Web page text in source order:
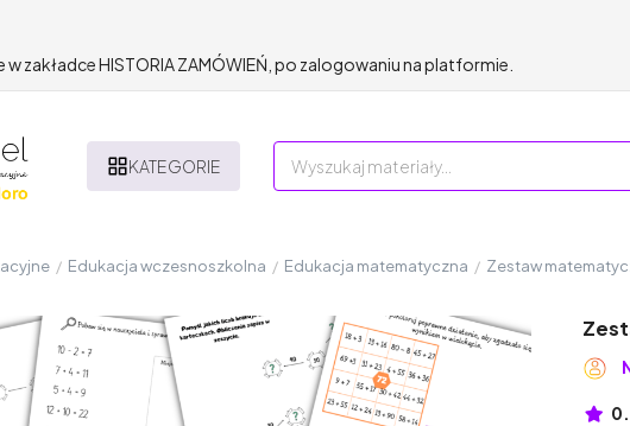
zakładce HISTORIA ZAMÓWIEŃ, po zalogowaniu na platformie.
KATEGORIE
/ Edukacja wczesnoszkolna / Edukacja matematyczna / Zestaw